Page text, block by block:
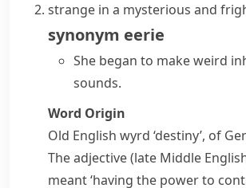
strange in a mysterious and
synonym eerie
She began to make weird
sounds.
Word Origin
Old English wyrd ‘destiny’, of
The adjective (late Middle
meant ‘having the power to